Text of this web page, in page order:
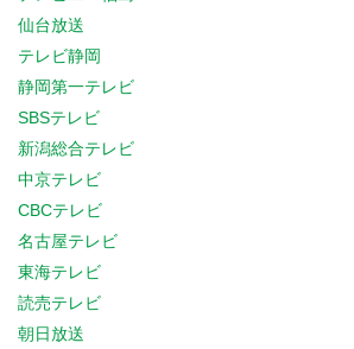
仙台放送
テレビ静岡
静岡第一テレビ
SBSテレビ
新潟総合テレビ
中京テレビ
CBCテレビ
名古屋テレビ
東海テレビ
読売テレビ
朝日放送